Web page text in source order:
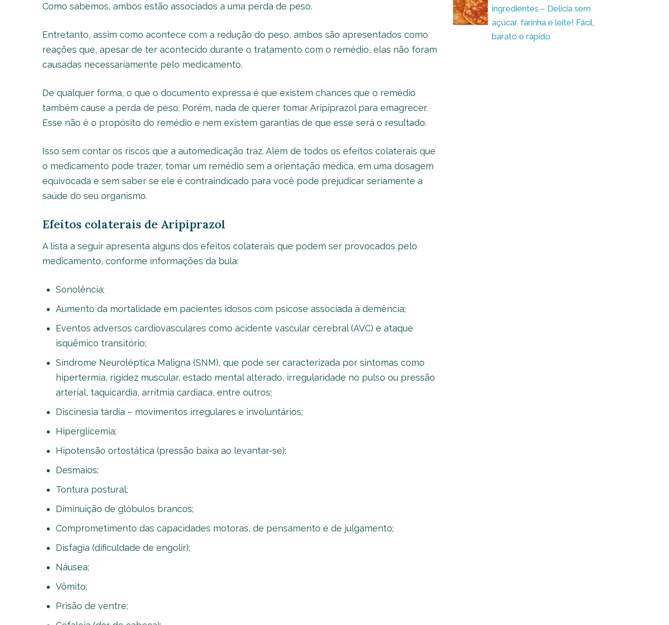
Como sabemos, ambos estão associados a uma perda de peso.
Entretanto, assim como acontece com a redução do peso, ambos são apresentados como
reações que, apesar de ter acontecido durante o tratamento com o remédio, elas não foram
causadas necessariamente pelo medicamento.
De qualquer forma, o que o documento expressa é que existem chances que o remédio
também cause a perda de peso. Porém, nada de querer tomar Aripiprazol para emagrecer.
Esse não é o propósito do remédio e nem existem garantias de que esse será o resultado.
Isso sem contar os riscos que a automedicação traz. Além de todos os efeitos colaterais que
o medicamento pode trazer, tomar um remédio sem a orientação médica, em uma dosagem
equivocada e sem saber se ele é contraindicado para você pode prejudicar seriamente a
saúde do seu organismo.
Efeitos colaterais de Aripiprazol
A lista a seguir apresenta alguns dos efeitos colaterais que podem ser provocados pelo
medicamento, conforme informações da bula:
Sonolência;
Aumento da mortalidade em pacientes idosos com psicose associada à demência;
Eventos adversos cardiovasculares como acidente vascular cerebral (AVC) e ataque
isquêmico transitório;
Síndrome Neuroléptica Maligna (SNM), que pode ser caracterizada por sintomas como
hipertermia, rigidez muscular, estado mental alterado, irregularidade no pulso ou pressão
arterial, taquicardia, arritmia cardíaca, entre outros;
Discinesia tardia – movimentos irregulares e involuntários;
Hiperglicemia;
Hipotensão ortostática (pressão baixa ao levantar-se);
Desmaios;
Tontura postural;
Diminuição de glóbulos brancos;
Comprometimento das capacidades motoras, de pensamento e de julgamento;
Disfagia (dificuldade de engolir);
Náusea;
Vômito;
Prisão de ventre;
ingredientes – Delícia sem
açúcar, farinha e leite! Fácil,
barato e rápido